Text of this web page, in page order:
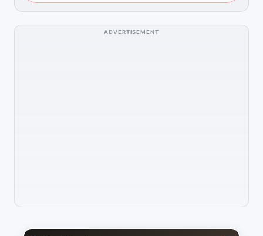
ADVERTISEMENT